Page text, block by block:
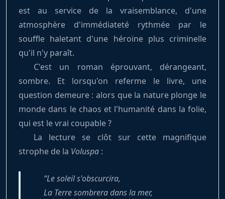
est au service de la vraisemblance, d'une
atmosphère d'immédiateté rythmée par le
souffle haletant d'une héroïne plus criminelle
qu'il n'y paraît.
C'est un roman éprouvant, dérangeant,
sombre. Et lorsqu'on referme le livre, une
question demeure : alors que la nature plonge le
monde dans le chaos et l'humanité dans la folie,
qui est le vrai coupable ?
La lecture se clôt sur cette magnifique
strophe de la Voluspa :
Le soleil s'obscurcira,
La Terre sombrera dans la mer,